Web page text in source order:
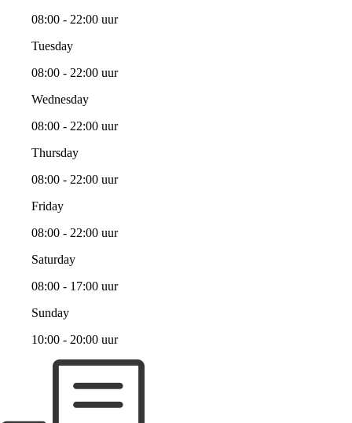
08:00 - 22:00 uur
Tuesday
08:00 - 22:00 uur
Wednesday
08:00 - 22:00 uur
Thursday
08:00 - 22:00 uur
Friday
08:00 - 22:00 uur
Saturday
08:00 - 17:00 uur
Sunday
10:00 - 20:00 uur